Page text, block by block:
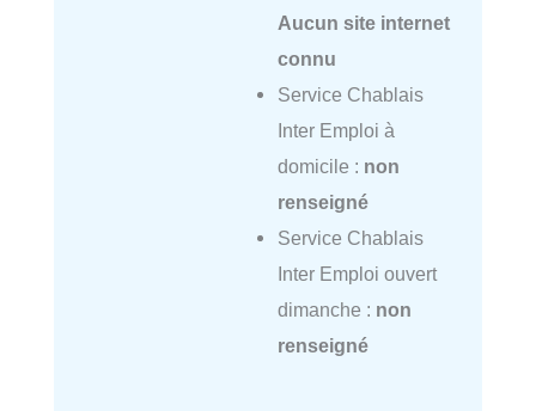
Aucun site internet
connu
Service Chablais
Inter Emploi à
domicile : non
renseigné
Service Chablais
Inter Emploi ouvert
dimanche : non
renseigné